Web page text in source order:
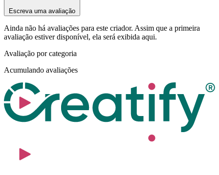
Escreva uma avaliação
Ainda não há avaliações para este criador. Assim que a primeira
avaliação estiver disponível, ela será exibida aqui.
Avaliação por categoria
Acumulando avaliações